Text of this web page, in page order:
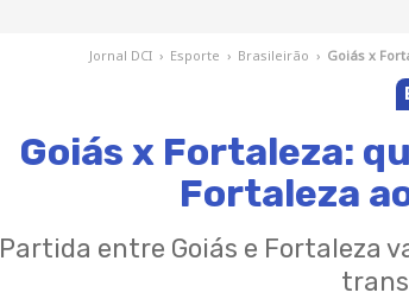
Jornal DCI › Esporte › Brasileirão › Goiás x
Goiás x Fortaleza:
Fortaleza
Partida entre Goiás e Fortaleza